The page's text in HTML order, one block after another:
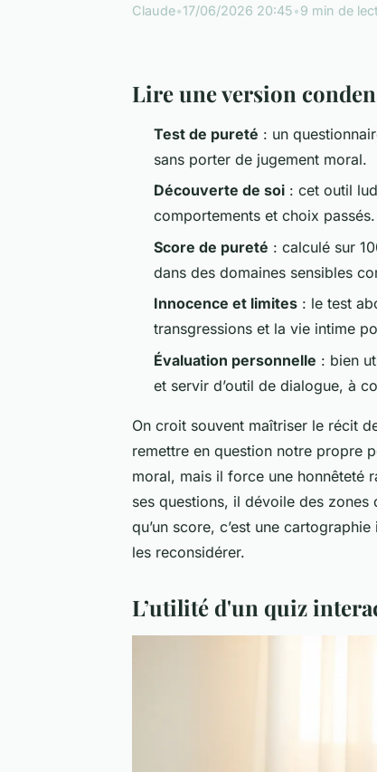
Claude•17/06/2026 20:45•9 min de
Lire une version
Test de pureté : un
sans porter de jugement moral.
Découverte de soi : cet outil
comportements et choix passés.
Score de pureté : calculé sur
dans des domaines sensibles
Innocence et limites : le test
transgressions et la vie intime
Évaluation personnelle : bien
et servir d’outil de dialogue, à
On croit souvent maîtriser le récit
remettre en question notre propre
moral, mais il force une honnêteté
ses questions, il dévoile des zones
qu’un score, c’est une
les reconsidérer.
L’utilité d'un quiz